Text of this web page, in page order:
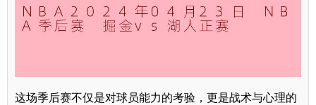
这场季后赛不仅是对球员能力的考验，更是战术与心理的